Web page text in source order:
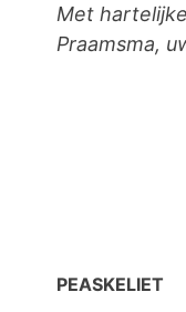
Met
Praamsma,
PEASKELIET